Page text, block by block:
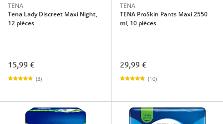
TENA
Tena Lady Discreet Maxi Night,
12 pièces
15,99 €
(3)
TENA
TENA ProSkin Pants Maxi 2550
ml, 10 pièces
29,99 €
(10)